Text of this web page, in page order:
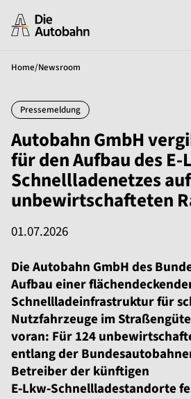
Home/Newsroom
Pressemeldung
Autobahn GmbH
für den Aufbau des E-
Schnellladenetzes auf
unbewirtschafteten
01.07.2026
Die Autobahn GmbH des
Aufbau einer
Schnellladeinfrastruktur für
Nutzfahrzeuge im
voran: Für 124
entlang der
Betreiber der künftigen
E‑Lkw‑Schnellladestandorte